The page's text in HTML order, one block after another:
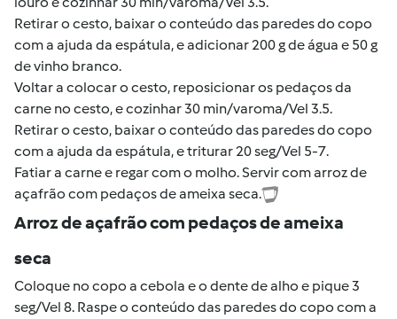
Retirar o cesto, baixar o conteúdo das paredes do copo
com a ajuda da espátula, e adicionar 200 g de água e 50 g
de vinho branco.
Voltar a colocar o cesto, reposicionar os pedaços da
carne no cesto, e cozinhar 30 min/varoma/Vel 3.5.
Retirar o cesto, baixar o conteúdo das paredes do copo
com a ajuda da espátula, e triturar 20 seg/Vel 5-7.
Fatiar a carne e regar com o molho. Servir com arroz de
açafrão com pedaços de ameixa seca.
Arroz de açafrão com pedaços de ameixa
seca
Coloque no copo a cebola e o dente de alho e pique 3
seg/Vel 8. Raspe o conteúdo das paredes do copo com a